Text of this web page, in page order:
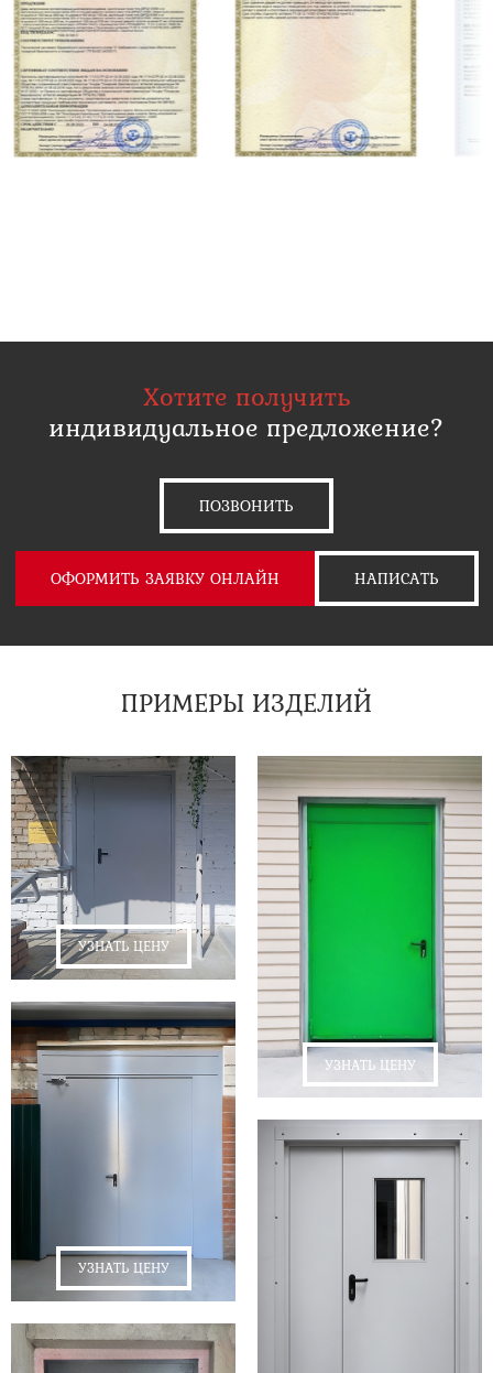
Хотите получить
индивидуальное предложение?
ПОЗВОНИТЬ
ОФОРМИТЬ ЗАЯВКУ ОНЛАЙН НАПИСАТЬ
ПРИМЕРЫ ИЗДЕЛИЙ
УЗНАТЬ ЦЕНУ
УЗНАТЬ ЦЕНУ
УЗНАТЬ ЦЕНУ